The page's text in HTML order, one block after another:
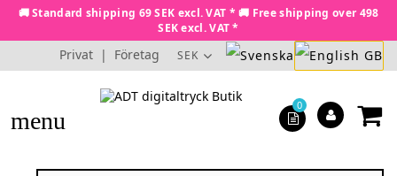
🚚 Standard shipping 69 SEK excl. VAT * 🚚 Free shipping over 498
SEK excl. VAT *
Privat | Företag SEK
menu
0